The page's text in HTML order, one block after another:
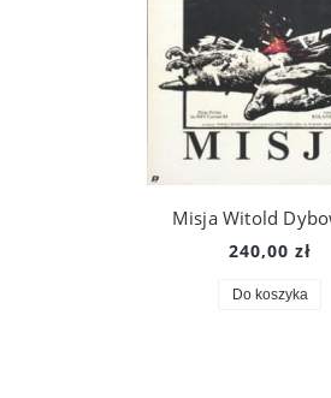
Misja Witold
240,00 zł
Do koszyka